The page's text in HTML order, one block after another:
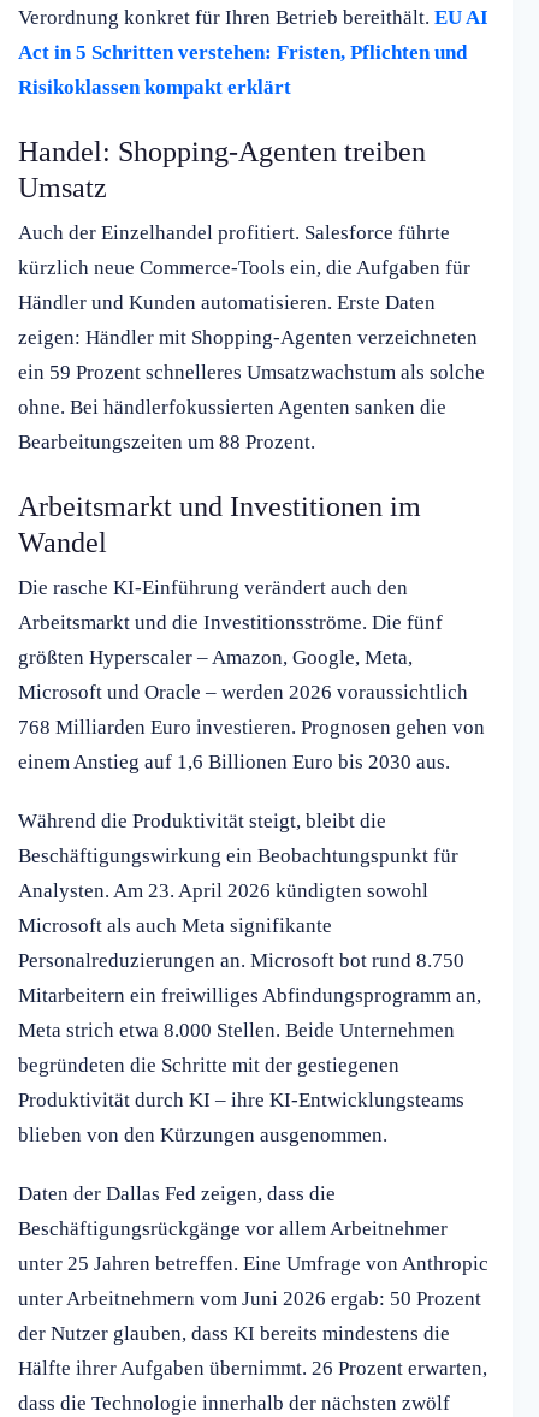
Verordnung konkret für Ihren Betrieb bereithält. EU AI
Act in 5 Schritten verstehen: Fristen, Pflichten und
Risikoklassen kompakt erklärt
Handel: Shopping-Agenten treiben
Umsatz
Auch der Einzelhandel profitiert. Salesforce führte
kürzlich neue Commerce-Tools ein, die Aufgaben für
Händler und Kunden automatisieren. Erste Daten
zeigen: Händler mit Shopping-Agenten verzeichneten
ein 59 Prozent schnelleres Umsatzwachstum als solche
ohne. Bei händlerfokussierten Agenten sanken die
Bearbeitungszeiten um 88 Prozent.
Arbeitsmarkt und Investitionen im
Wandel
Die rasche KI-Einführung verändert auch den
Arbeitsmarkt und die Investitionsströme. Die fünf
größten Hyperscaler – Amazon, Google, Meta,
Microsoft und Oracle – werden 2026 voraussichtlich
768 Milliarden Euro investieren. Prognosen gehen von
einem Anstieg auf 1,6 Billionen Euro bis 2030 aus.
Während die Produktivität steigt, bleibt die
Beschäftigungswirkung ein Beobachtungspunkt für
Analysten. Am 23. April 2026 kündigten sowohl
Microsoft als auch Meta signifikante
Personalreduzierungen an. Microsoft bot rund 8.750
Mitarbeitern ein freiwilliges Abfindungsprogramm an,
Meta strich etwa 8.000 Stellen. Beide Unternehmen
begründeten die Schritte mit der gestiegenen
Produktivität durch KI – ihre KI-Entwicklungsteams
blieben von den Kürzungen ausgenommen.
Daten der Dallas Fed zeigen, dass die
Beschäftigungsrückgänge vor allem Arbeitnehmer
unter 25 Jahren betreffen. Eine Umfrage von Anthropic
unter Arbeitnehmern vom Juni 2026 ergab: 50 Prozent
der Nutzer glauben, dass KI bereits mindestens die
Hälfte ihrer Aufgaben übernimmt. 26 Prozent erwarten,
dass die Technologie innerhalb der nächsten zwölf